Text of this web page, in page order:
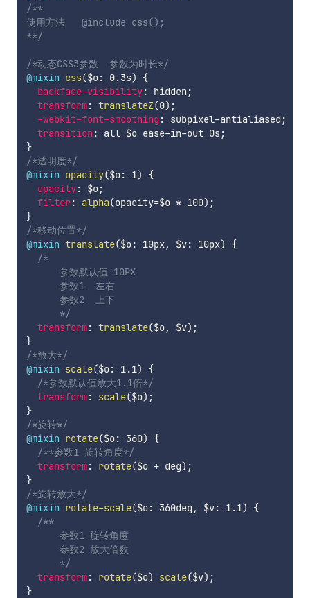
/**
使用方法   @include css();
**/
/*动态CSS3参数  参数为时长*/
@mixin css($o: 0.3s)
{
backface-visibility: hidden ;
transform: translateZ(0) ;
-webkit-font-smoothing : subpixel-antialiased ;
transition: all $o ease-in-out 0s;
}
/*透明度*/
@mixin opacity($o: 1)
{
opacity: $o;
filter: alpha(opacity=$o * 100) ;
}
/*移动位置*/
@mixin translate($o: 10px, $v: 10px)
{
/*
      参数默认值 10PX
      参数1  左右
      参数2  上下
      */
transform: translate($o, $v) ;
}
/*放大*/
@mixin scale($o: 1.1)
{
/*参数默认值放大1.1倍*/
transform: scale($o) ;
}
/*旋转*/
@mixin rotate($o: 360)
{
/**参数1 旋转角度*/
transform: rotate($o + deg) ;
}
/*旋转放大*/
@mixin rotate-scale($o: 360deg , $v: 1.1)
{
/**
      参数1 旋转角度
      参数2 放大倍数
      */
transform: rotate($o) scale($v) ;
}